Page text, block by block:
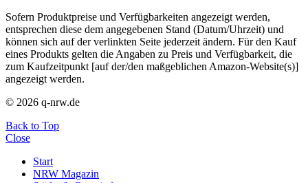
Sofern Produktpreise und Verfügbarkeiten angezeigt werden,
entsprechen diese dem angegebenen Stand (Datum/Uhrzeit) und
können sich auf der verlinkten Seite jederzeit ändern. Für den Kauf
eines Produkts gelten die Angaben zu Preis und Verfügbarkeit, die
zum Kaufzeitpunkt [auf der/den maßgeblichen Amazon-Website(s)]
angezeigt werden.
© 2026 q-nrw.de
Back to Top
Close
Start
NRW Magazin